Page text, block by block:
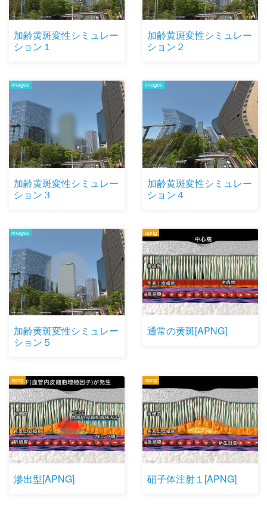
加齢黄斑変性シミュレー
ション１
加齢黄斑変性シミュレー
ション２
images
加齢黄斑変性シミュレー
ション３
images
加齢黄斑変性シミュレー
ション４
images
加齢黄斑変性シミュレー
ション５
apng
通常の黄斑[APNG]
apng
滲出型[APNG]
apng
硝子体注射１[APNG]